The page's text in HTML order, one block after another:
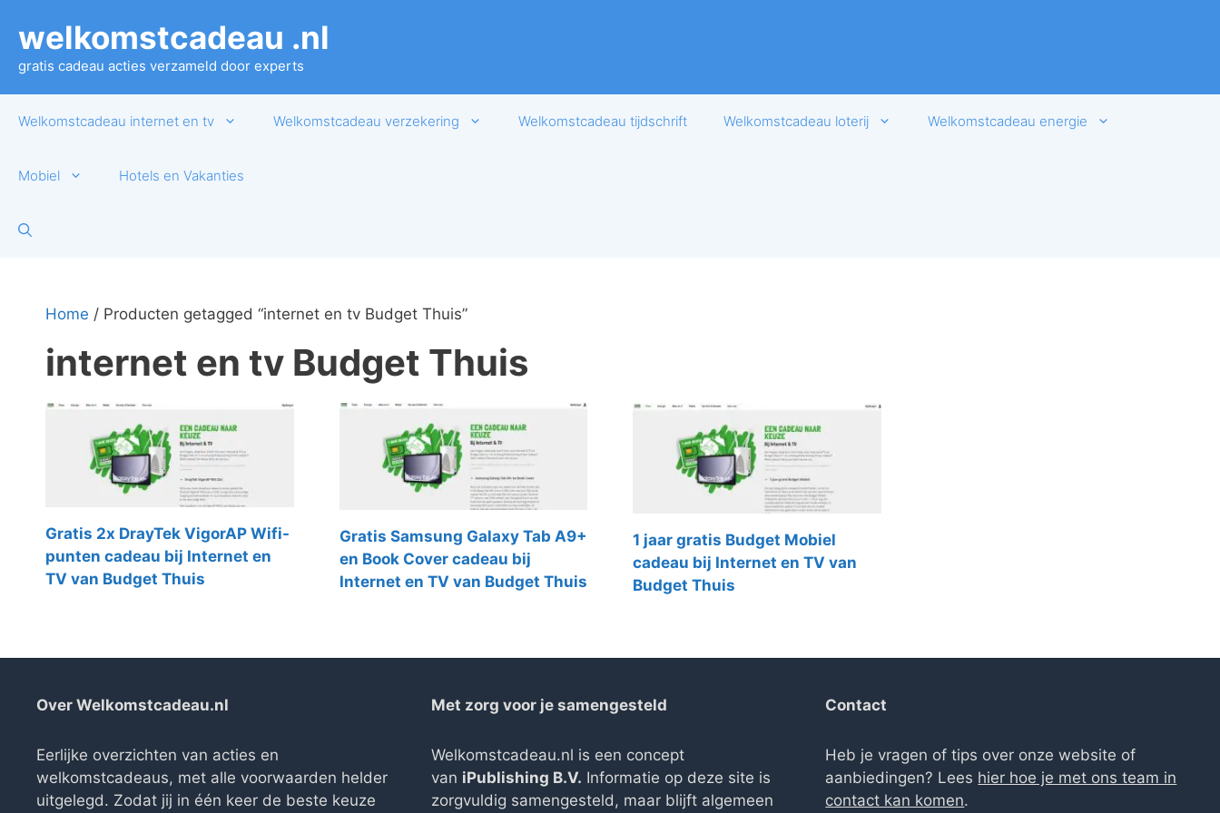
naar
inhoud
welkomstcadeau .nl
gratis cadeau acties verzameld door experts
Welkomstcadeau internet en tv Welkomstcadeau verzekering Welkomstcadeau tijdschrift Welkomstcadeau loterij Welkomstcadeau energie
Mobiel Hotels en Vakanties
Home / Producten getagged “internet en tv Budget Thuis”
internet en tv Budget Thuis
Gratis 2x DrayTek VigorAP Wifi-
punten cadeau bij Internet en
TV van Budget Thuis
Gratis Samsung Galaxy Tab A9+
en Book Cover cadeau bij
Internet en TV van Budget Thuis
1 jaar gratis Budget Mobiel
cadeau bij Internet en TV van
Budget Thuis
Over Welkomstcadeau.nl
Eerlijke overzichten van acties en
welkomstcadeaus, met alle voorwaarden helder
uitgelegd. Zodat jij in één keer de beste keuze
Met zorg voor je samengesteld
Welkomstcadeau.nl is een concept
van iPublishing B.V. Informatie op deze site is
zorgvuldig samengesteld, maar blijft algemeen
Contact
Heb je vragen of tips over onze website of
aanbiedingen? Lees hier hoe je met ons team in
contact kan komen.